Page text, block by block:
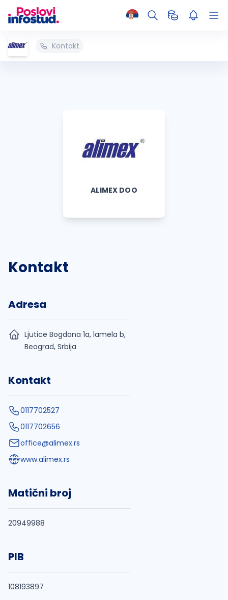
Kontakt
ALIMEX DOO
Kontakt
Adresa
Ljutice Bogdana 1a, lamela b,
Beograd, Srbija
Kontakt
0117702527
0117702656
office@alimex.rs
www.alimex.rs
Matični broj
20949988
PIB
108193897